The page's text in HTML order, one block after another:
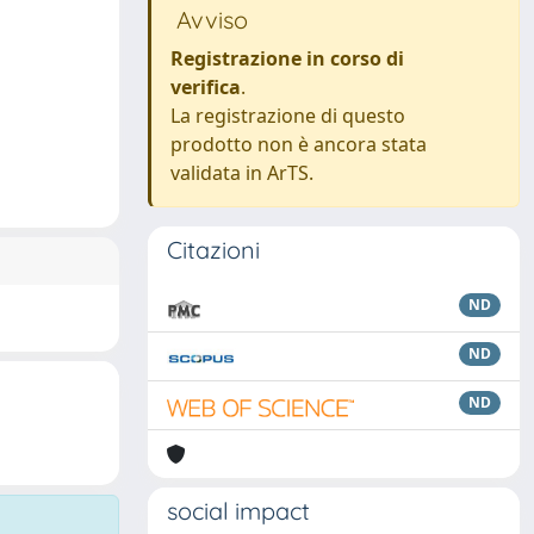
Avviso
Registrazione in corso di
verifica.
La registrazione di questo
prodotto non è ancora stata
validata in ArTS.
Citazioni
ND
ND
ND
social impact